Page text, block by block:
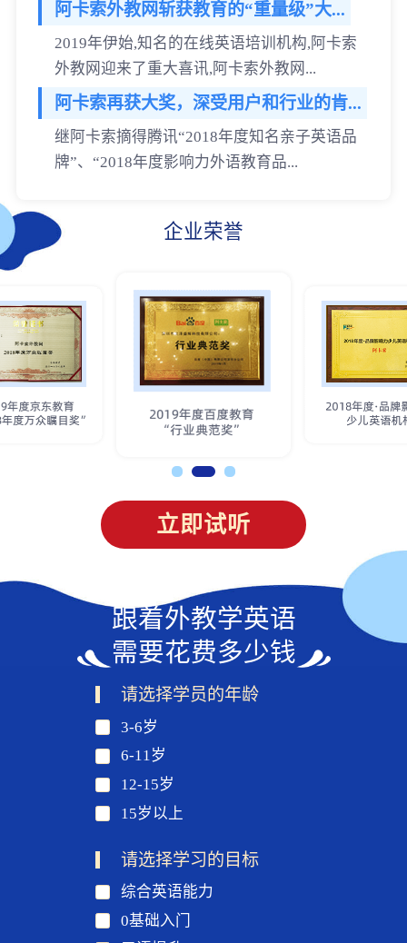
阿卡索外教网斩获教育的“重量级”大...
2019年伊始,知名的在线英语培训机构,阿卡索
外教网迎来了重大喜讯,阿卡索外教网...
阿卡索再获大奖，深受用户和行业的肯...
继阿卡索摘得腾讯“2018年度知名亲子英语品
牌”、“2018年度影响力外语教育品...
企业荣誉
立即试听
跟着外教学英语
需要花费多少钱
请选择学员的年龄
3-6岁
6-11岁
12-15岁
15岁以上
请选择学习的目标
综合英语能力
0基础入门